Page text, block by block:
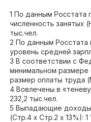
1 По данным Росстата
численность занятых
тыс.чел.
2 По данным Росстата
уровень средней
3 В соответствии с
минимальном размере
размер оплаты труда
4 Вовлечены в
232,2 тыс.чел.
5 Выпадающие
(Стр.4 х Стр.2 х 13%): 1